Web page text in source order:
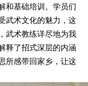
和基础培训。学员们
武术文化的魅力，这
武术教练详尽地为我
释了招式深层的内涵
所感带回家乡，让这